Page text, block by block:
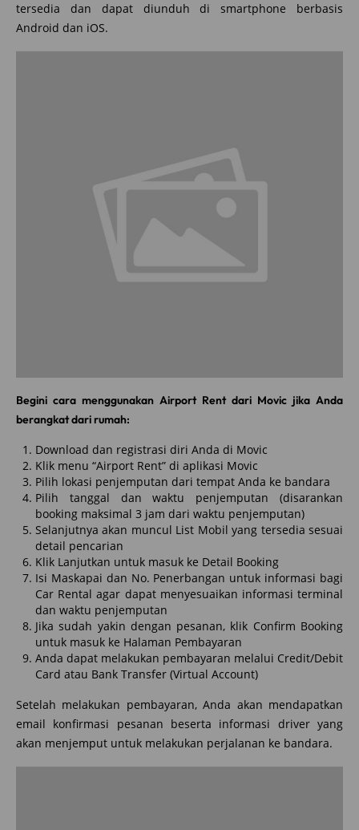
tersedia dan dapat diunduh di smartphone berbasis
Android dan iOS.
Begini cara menggunakan Airport Rent dari Movic jika Anda
berangkat dari rumah:
Download dan registrasi diri Anda di Movic
Klik menu “Airport Rent” di aplikasi Movic
Pilih lokasi penjemputan dari tempat Anda ke bandara
Pilih tanggal dan waktu penjemputan (disarankan
booking maksimal 3 jam dari waktu penjemputan)
Selanjutnya akan muncul List Mobil yang tersedia sesuai
detail pencarian
Klik Lanjutkan untuk masuk ke Detail Booking
Isi Maskapai dan No. Penerbangan untuk informasi bagi
Car Rental agar dapat menyesuaikan informasi terminal
dan waktu penjemputan
Jika sudah yakin dengan pesanan, klik Confirm Booking
untuk masuk ke Halaman Pembayaran
Anda dapat melakukan pembayaran melalui Credit/Debit
Card atau Bank Transfer (Virtual Account)
Setelah melakukan pembayaran, Anda akan mendapatkan
email konfirmasi pesanan beserta informasi driver yang
akan menjemput untuk melakukan perjalanan ke bandara.